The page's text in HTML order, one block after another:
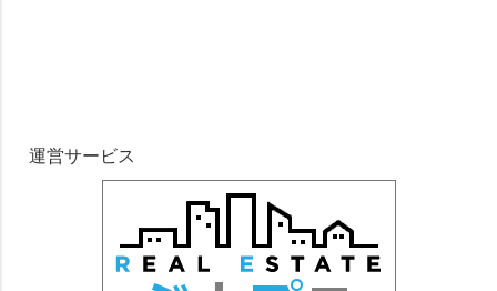
運営サービス